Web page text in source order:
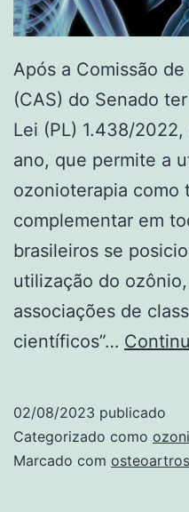
Após a Comissão
(CAS) do Senado
Lei (PL) 1.438/
ano, que permite a
ozonioterapia como
complementar em
brasileiros se
utilização do
associações de
científicos”…
02/08/2023 publicado
Categorizado como
Marcado com